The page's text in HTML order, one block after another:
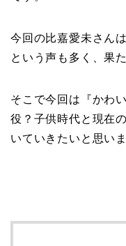
今回の比嘉愛未さん
という声も多く、果
そこで今回は『かわ
役？子供時代と現在
いていきたいと思いま